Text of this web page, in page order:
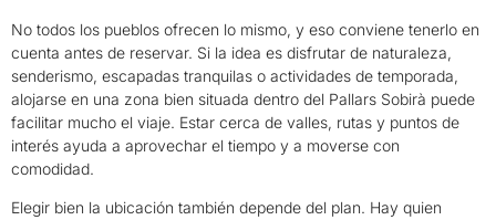
No todos los pueblos ofrecen lo mismo, y eso conviene tenerlo en
cuenta antes de reservar. Si la idea es disfrutar de naturaleza,
senderismo, escapadas tranquilas o actividades de temporada,
alojarse en una zona bien situada dentro del Pallars Sobirà puede
facilitar mucho el viaje. Estar cerca de valles, rutas y puntos de
interés ayuda a aprovechar el tiempo y a moverse con
comodidad.
Elegir bien la ubicación también depende del plan. Hay quien